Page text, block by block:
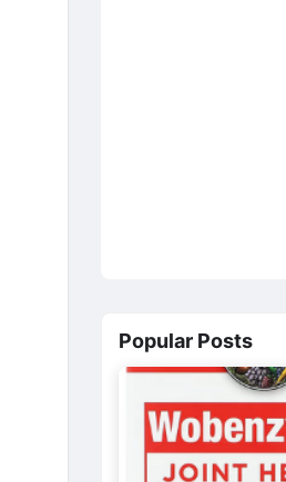
Popular Posts